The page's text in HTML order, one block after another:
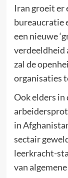
Iran groeit er
bureaucratie
een nieuwe
verdeeldheid
zal de
organisaties
Ook elders in
in
sectair
leerkracht-
van